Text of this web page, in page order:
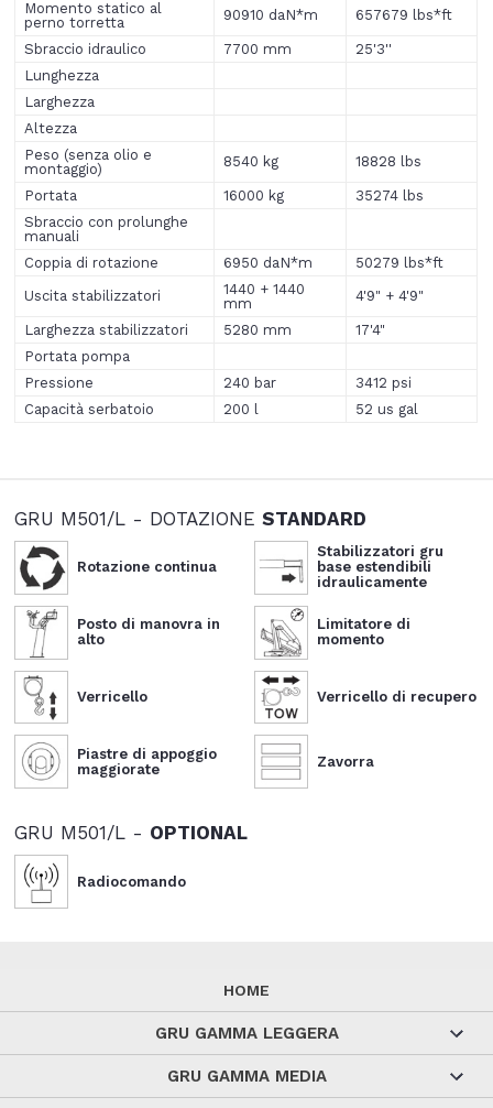
Momento statico al
perno torretta
90910 daN*m 657679 lbs*ft
Sbraccio idraulico 7700 mm
25'3''
Lunghezza
Larghezza
Altezza
Peso (senza olio e
montaggio)
8540 kg 18828 lbs
Portata 16000 kg
35274 lbs
Sbraccio con prolunghe
manuali
Coppia di rotazione
6950 daN*m
50279 lbs*ft
Uscita stabilizzatori
1440 + 1440
mm
4'9" + 4'9"
Larghezza stabilizzatori 5280 mm
17'4"
Portata pompa
Pressione
240 bar
3412 psi
Capacità serbatoio
200 l 52 us gal
GRU M501/L - DOTAZIONESTANDARD
Rotazione continua
Stabilizzatori gru
base estendibili
idraulicamente
Posto di manovra in
alto
Limitatore di
momento
Verricello Verricello di recupero
Piastre di appoggio
maggiorate
Zavorra
GRU M501/L - OPTIONAL
Radiocomando
HOME
GRU GAMMA LEGGERA
GRU GAMMA MEDIA